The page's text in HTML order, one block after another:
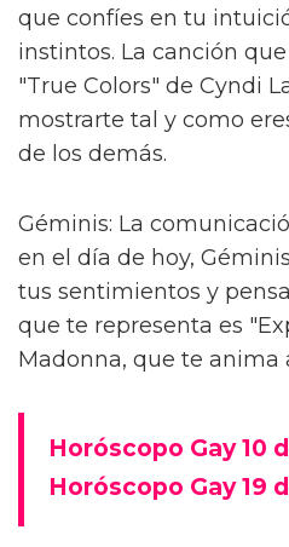
que confíes en tu
instintos. La canción
"True Colors" de Cyndi
mostrarte tal y como
de los demás.
Géminis: La
en el día de hoy,
tus sentimientos y
que te representa es
Madonna, que te anima
Horóscopo Gay 10
Horóscopo Gay 19